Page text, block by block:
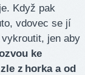
Když pak
vdovec se jí
jen aby
ke
z horka a od